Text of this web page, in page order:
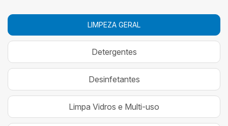
LIMPEZA GERAL
Detergentes
Desinfetantes
Limpa Vidros e Multi-uso